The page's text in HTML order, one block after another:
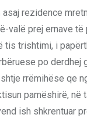
rezidence
valë prej ernave të
tis trishtimi, i
po derdhej
rrëmihëse qe
pamëshirë, në
ish shkrentuar